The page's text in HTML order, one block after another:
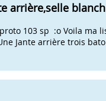
arrière,selle
103 sp :o Voila ma
Jante arrière trois